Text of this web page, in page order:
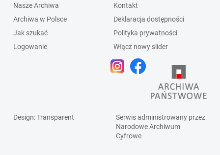
Nasze Archiwa
Archiwa w Polsce
Jak szukać
Logowanie
Kontakt
Deklaracja dostępności
Polityka prywatności
Włącz nowy slider
Design: Transparent
Serwis administrowany przez
Narodowe Archiwum
Cyfrowe